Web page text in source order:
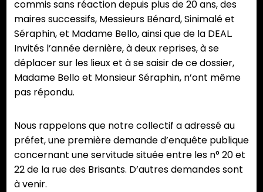
commis sans réaction depuis plus de 20 ans, des
maires successifs, Messieurs Bénard, Sinimalé et
Séraphin, et Madame Bello, ainsi que de la DEAL.
Invités l’année dernière, à deux reprises, à se
déplacer sur les lieux et à se saisir de ce dossier,
Madame Bello et Monsieur Séraphin, n’ont même
pas répondu.
Nous rappelons que notre collectif a adressé au
préfet, une première demande d’enquête publique
concernant une servitude située entre les n° 20 et
22 de la rue des Brisants. D’autres demandes sont
à venir.